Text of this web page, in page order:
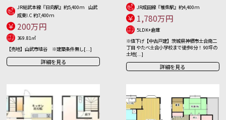
JR総武本線『日向駅』約5,400ｍ 山武
成東I.C 約7,400ｍ
200万円
369.81㎡
【売地】山武市埴谷 ※建築条件無し[...]
詳細を見る
JR成田線『椎柴駅』約4,400ｍ
1,780万円
5LDK+倉庫
※値下げ【中古戸建】茨城県神栖市土合南二
丁目 やたべ土合小学校まで徒歩8分！ 90坪の
土地[...]
詳細を見る